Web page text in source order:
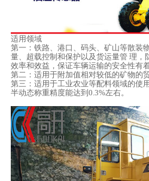
适用领域
第一：铁路、港口、码头、矿山等散装
量、超载控制和保护以及货运量管 理，
效率和效益，保证车辆运输的安全性有
第二：适用于附加值相对较低的矿物的
第三：适用于工业农业等配料领域的使
半动态称重精度能达到0.3%左右。